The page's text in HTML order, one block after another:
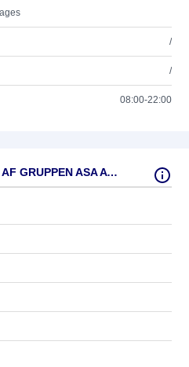
/
/
08:00-22:00
Fundamentale Kennzahlen AF GRUPPEN ASA A NK 0,05